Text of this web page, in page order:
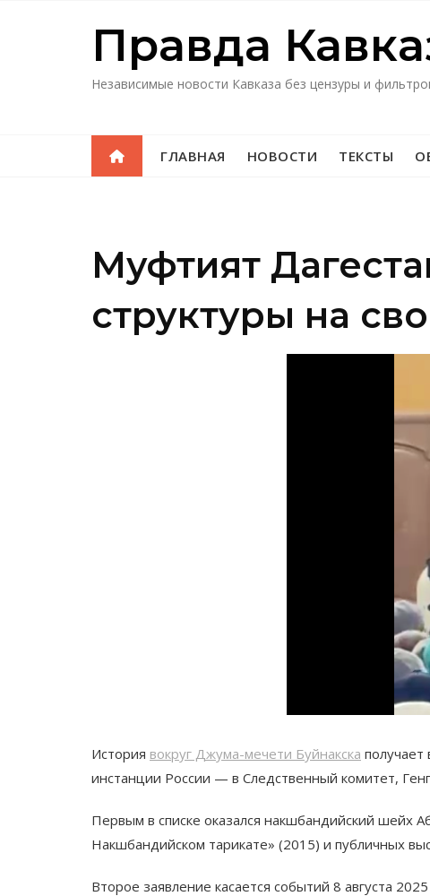
Правда
Независимые новости Кавказа без цензуры и
ГЛАВНАЯ НОВОСТИ ТЕКСТЫ
Муфтият
структуры на
История вокруг Джума-мечети Буйнакска
инстанции России — в Следственный комитет,
Первым в списке оказался накшбандийский шейх
Накшбандийском тарикате» (2015) и публичных
Второе заявление касается событий 8 августа